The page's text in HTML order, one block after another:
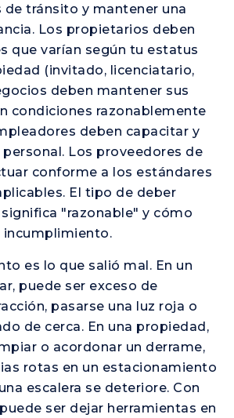
de tránsito y mantener una
Los propietarios deben
que varían según tu estatus
(invitado, licenciatario,
deben mantener sus
condiciones razonablemente
deben capacitar y
personal. Los proveedores de
conforme a los estándares
El tipo de deber
"razonable" y cómo
incumplimiento.
es lo que salió mal. En un
puede ser exceso de
pasarse una luz roja o
de cerca. En una propiedad,
o acordonar un derrame,
rotas en un estacionamiento
escalera se deteriore. Con
ser dejar herramientas en